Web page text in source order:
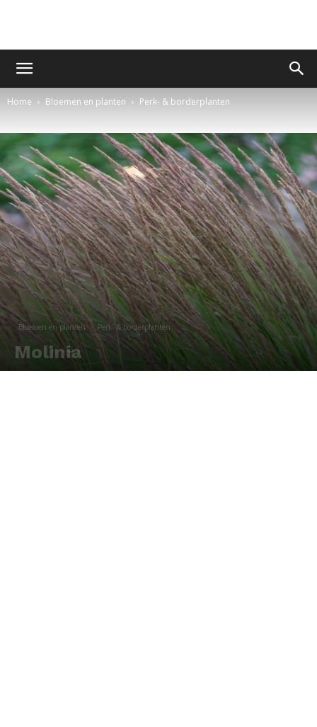
Home Bloemen en planten Perk- & borderplanten
Bloemen en planten Perk- & borderplanten
Molinia
Door Redactie -